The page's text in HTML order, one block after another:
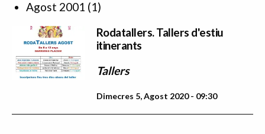
Agost 2001 (1)
Rodatallers. Tallers d'estiu
itinerants
Tallers
Dimecres 5, Agost 2020 - 09:30